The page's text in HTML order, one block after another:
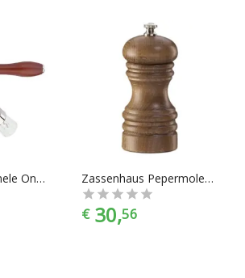
Sieger Professionele Ontkurker Zassenhaus Pepermolen 'Berlin' Donker gebeitst
€ 30,56